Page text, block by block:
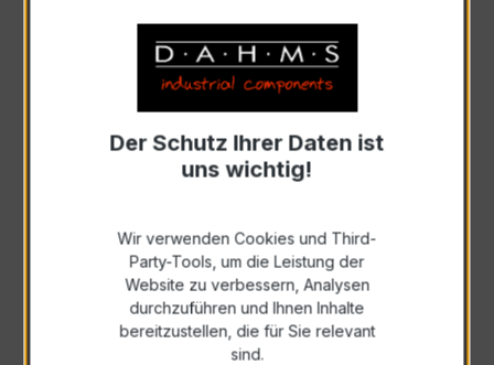
Auswahl zurücksetzen
Art. Nr.:47536
Zur Sammelanfrage hinzufügen
Anfrage telefonisch
Der Schutz Ihrer Daten ist
uns wichtig!
Wir verwenden Cookies und Third-
Party-Tools, um die Leistung der
Website zu verbessern, Analysen
durchzuführen und Ihnen Inhalte
bereitzustellen, die für Sie relevant
sind.